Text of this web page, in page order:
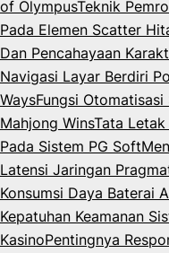
of OlympusTeknik
Pada Elemen Scatter
Dan Pencahayaan
Navigasi Layar Berdiri
WaysFungsi
Mahjong WinsTata
Pada Sistem PG Soft
Latensi Jaringan
Konsumsi Daya Baterai
Kepatuhan Keamanan
KasinoPentingnya